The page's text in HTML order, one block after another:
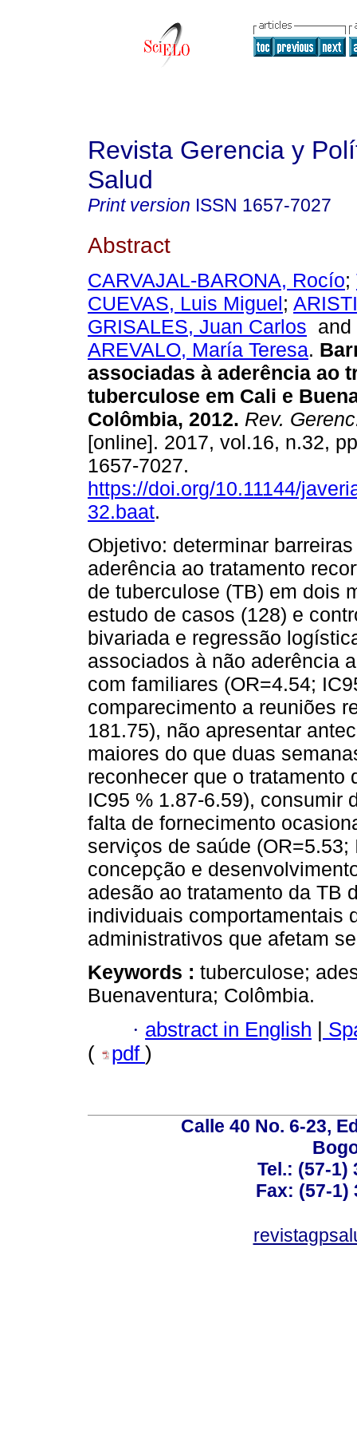
Revista Gerencia y
Salud
Print version ISSN 1657-7027
Abstract
CARVAJAL-BARONA, Rocío;
CUEVAS, Luis Miguel;
GRISALES, Juan Carlos
AREVALO, María Teresa.
associadas à aderência ao
tuberculose em Cali e
Colômbia, 2012. Rev.
[online]. 2017, vol.16, n.32,
1657-7027.
https://doi.org/10.11144/
32.baat.
Objetivo: determinar
aderência ao tratamento
de tuberculose (TB) em dois
estudo de casos (128) e
bivariada e regressão
associados à não aderência
com familiares (OR=4.54;
comparecimento a reuniões
181.75), não apresentar
maiores do que duas
reconhecer que o tratamento
IC95 % 1.87-6.59), consumir
falta de fornecimento
serviços de saúde
concepção e
adesão ao tratamento da TB
individuais comportamentais
administrativos que afetam
Keywords : tuberculose;
Buenaventura; Colômbia.
· abstract in English |
(
pdf )
Calle 40 No. 6-23,
Tel.: (57-1)
Fax: (57-1)